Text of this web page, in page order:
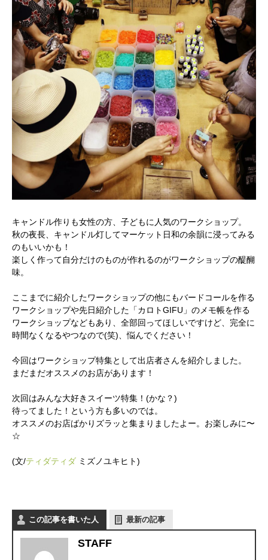
キャンドル作りも女性の方、子どもに人気のワークショップ。
秋の夜長、キャンドル灯してマーケット日和の余韻に浸ってみる
のもいいかも！
楽しく作って自分だけのものが作れるのがワークショップの醍醐
味。
ここまでに紹介したワークショップの他にもバードコールを作る
ワークショップや先日紹介した「カロトGIFU」のメモ帳を作る
ワークショップなどもあり、全部回ってほしいですけど、完全に
時間なくなるやつなので(笑)、悩んでください！
今回はワークショップ特集として出店者さんを紹介しました。
まだまだオススメのお店があります！
次回はみんな大好きスイーツ特集！(かな？)
待ってました！という方も多いのでは。
オススメのお店ばかりズラッと集まりましたよー。お楽しみに〜
☆
(文/ティダティダ ミズノユキヒト)
この記事を書いた人 最新の記事
STAFF